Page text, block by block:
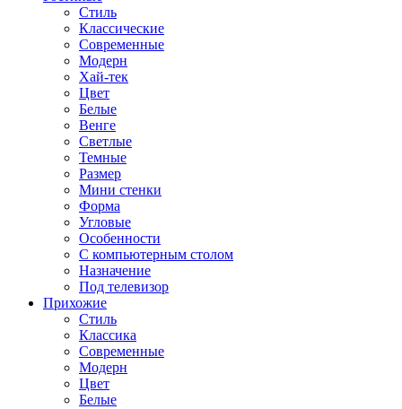
Стиль
Классические
Современные
Модерн
Хай-тек
Цвет
Белые
Венге
Светлые
Темные
Размер
Мини стенки
Форма
Угловые
Особенности
С компьютерным столом
Назначение
Под телевизор
Прихожие
Стиль
Классика
Современные
Модерн
Цвет
Белые